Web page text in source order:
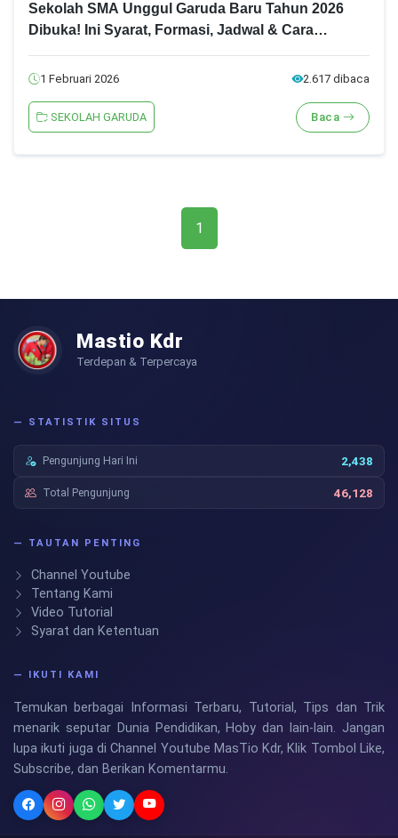
Sekolah SMA Unggul Garuda Baru Tahun 2026
Dibuka! Ini Syarat, Formasi, Jadwal & Cara
1 Februari 2026 2.617 dibaca
SEKOLAH GARUDA Baca
1
Mastio Kdr
Terdepan & Terpercaya
— STATISTIK SITUS
Pengunjung Hari Ini 2,438
Total Pengunjung 46,128
— TAUTAN PENTING
Channel Youtube
Tentang Kami
Video Tutorial
Syarat dan Ketentuan
— IKUTI KAMI
Temukan berbagai Informasi Terbaru, Tutorial, Tips dan Trik
menarik seputar Dunia Pendidikan, Hoby dan lain-lain. Jangan
lupa ikuti juga di Channel Youtube MasTio Kdr, Klik Tombol Like,
Subscribe, dan Berikan Komentarmu.